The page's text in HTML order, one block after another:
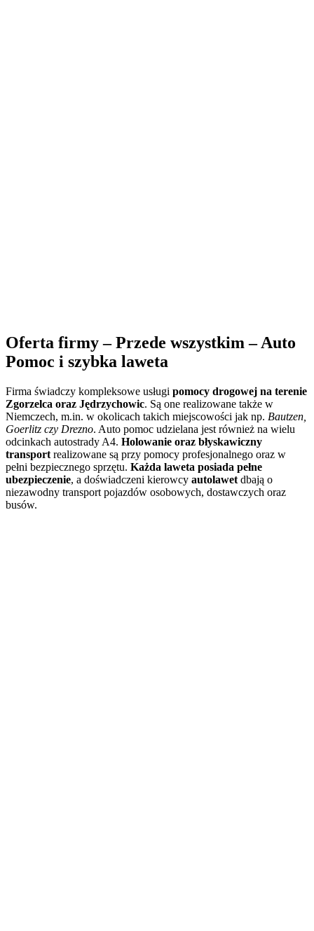
Oferta firmy – Przede wszystkim – Auto
Pomoc i szybka laweta
Firma świadczy kompleksowe usługi pomocy drogowej na terenie
Zgorzelca oraz Jędrzychowic. Są one realizowane także w
Niemczech, m.in. w okolicach takich miejscowości jak np. Bautzen,
Goerlitz czy Drezno. Auto pomoc udzielana jest również na wielu
odcinkach autostrady A4. Holowanie oraz błyskawiczny
transport realizowane są przy pomocy profesjonalnego oraz w
pełni bezpiecznego sprzętu. Każda laweta posiada pełne
ubezpieczenie, a doświadczeni kierowcy autolawet dbają o
niezawodny transport pojazdów osobowych, dostawczych oraz
busów.